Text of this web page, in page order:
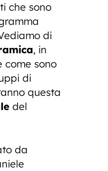
che sono
di
, in
come sono
di
questa
del
da